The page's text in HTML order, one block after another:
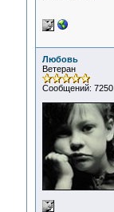
Любовь
Ветеран
Сообщений: 7250